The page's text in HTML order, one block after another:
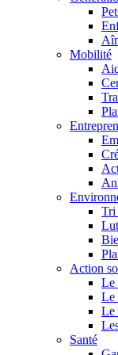
Mobilité
Tri
Action
Le
Le
Le
Santé